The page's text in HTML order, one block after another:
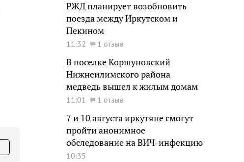
РЖД планирует возобновить
поезда между Иркутском и
Пекином
11:32 1 отзыв
В поселке Коршуновский
Нижнеилимского района
медведь вышел к жилым домам
11:01 1 отзыв
7 и 10 августа иркутяне смогут
пройти анонимное
обследование на ВИЧ-инфекцию
10:35